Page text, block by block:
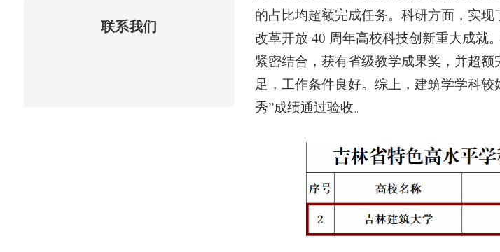
联系我们
的占比均超额完成任务。科研方面，实
改革开放 40 周年高校科技创新重大成就
紧密结合，获有省级教学成果奖，并超
足，工作条件良好。综上，建筑学学科
秀”成绩通过验收。